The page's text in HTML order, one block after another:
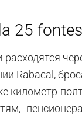
25 fontes
Rabacal,
километр-